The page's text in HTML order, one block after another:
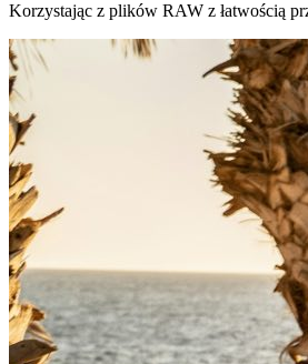
Korzystając z plików RAW z łatwością